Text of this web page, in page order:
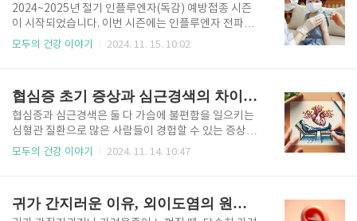
있어 건강 관리에 큰 도움이 됩니다. 이번 글에서는 건
강검진 예약 절차, 검진 전 준비사항, 예약 후 유의사항
등을 구체적으로 알아보겠습니다. 국가건강검진 병원
찾기 국민건강보험 건강검진 예약 절차 1. 건강검진
을 받을 수..
2024~2025년 절기 인플루엔자(독감) 예방접종 시즌
이 시작되었습니다. 이번 시즌에는 인플루엔자 전파를
효과적으로 차단하고 고위험군 보호를 강화하기 위해
대상, 예방접종 후 관리 방법에 대한 정보를 제대로 이
해하고 따르는 것이 중요합니다. 독감은 전염 속도가
빠르며, 고위험군에게는 치명적일 수 있어 정부의 권장
사항을 준수하여 자신과 주변 사람들의 건강을 지키는
것이 필수적입니다. 특히, 올해는 코로나19 예방접종과
해 2024~202..
모두의 건강 이야기 2024. 11. 15. 10:02
협심증 초기 증상과 심근경색의 차이점 알아보기
협심증과 심근경색은 둘 다 가슴에 불편함을 일으키는
심혈관 질환으로 많은 사람들이 경험할 수 있는 증상입
니다. 하지만 두 질환은 발병 원인과 증상의 심각성에서
다. 반면, 심근경색은 혈관이 완전히 막히면서 심장 근
모두의 건강 이야기 2024. 11. 14. 10:47
귀가 간지러운 이유, 외이도염의 원인과 증상 및 치료 방법